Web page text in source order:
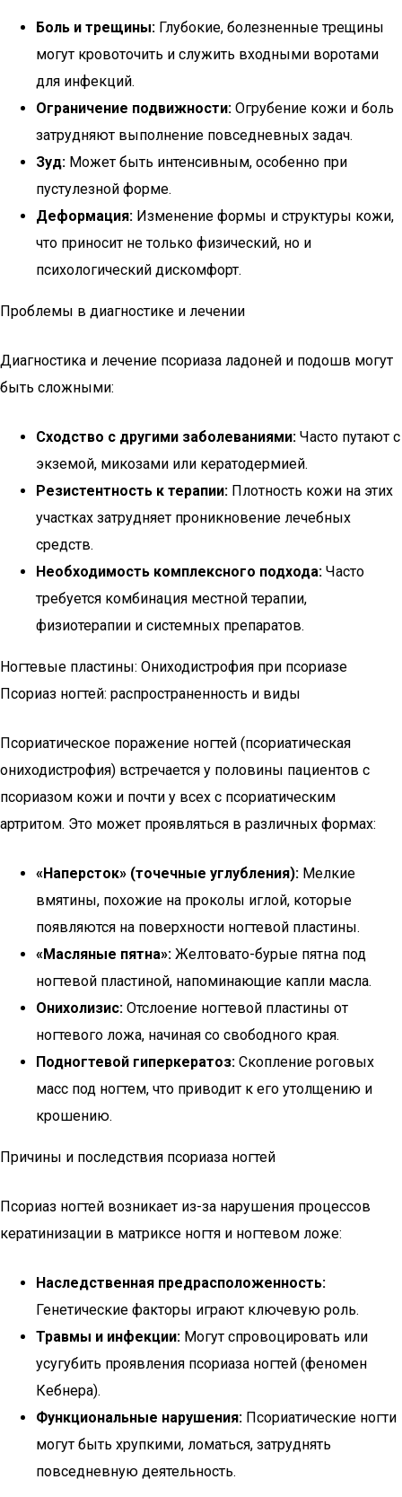
Боль и трещины: Глубокие, болезненные трещины
могут кровоточить и служить входными воротами
для инфекций.
Ограничение подвижности: Огрубение кожи и боль
затрудняют выполнение повседневных задач.
Зуд: Может быть интенсивным, особенно при
пустулезной форме.
Деформация: Изменение формы и структуры кожи,
что приносит не только физический, но и
психологический дискомфорт.
Проблемы в диагностике и лечении
Диагностика и лечение псориаза ладоней и подошв могут
быть сложными:
Сходство с другими заболеваниями: Часто путают с
экземой, микозами или кератодермией.
Резистентность к терапии: Плотность кожи на этих
участках затрудняет проникновение лечебных
средств.
Необходимость комплексного подхода: Часто
требуется комбинация местной терапии,
физиотерапии и системных препаратов.
Ногтевые пластины: Ониходистрофия при псориазе
Псориаз ногтей: распространенность и виды
Псориатическое поражение ногтей (псориатическая
ониходистрофия) встречается у половины пациентов с
псориазом кожи и почти у всех с псориатическим
артритом. Это может проявляться в различных формах:
«Наперсток» (точечные углубления): Мелкие
вмятины, похожие на проколы иглой, которые
появляются на поверхности ногтевой пластины.
«Масляные пятна»: Желтовато-бурые пятна под
ногтевой пластиной, напоминающие капли масла.
Онихолизис: Отслоение ногтевой пластины от
ногтевого ложа, начиная со свободного края.
Подногтевой гиперкератоз: Скопление роговых
масс под ногтем, что приводит к его утолщению и
крошению.
Причины и последствия псориаза ногтей
Псориаз ногтей возникает из-за нарушения процессов
кератинизации в матриксе ногтя и ногтевом ложе:
Наследственная предрасположенность:
Генетические факторы играют ключевую роль.
Травмы и инфекции: Могут спровоцировать или
усугубить проявления псориаза ногтей (феномен
Кебнера).
Функциональные нарушения: Псориатические ногти
могут быть хрупкими, ломаться, затруднять
повседневную деятельность.